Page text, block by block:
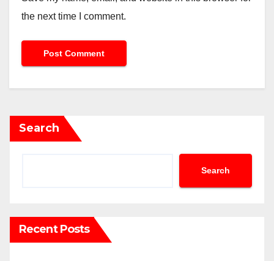
the next time I comment.
Search
Search
Recent Posts